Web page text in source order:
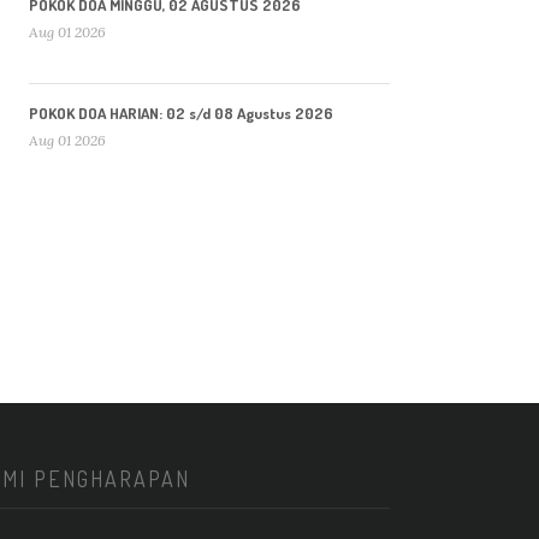
POKOK DOA MINGGU, 02 AGUSTUS 2026
Aug 01 2026
POKOK DOA HARIAN: 02 s/d 08 Agustus 2026
Aug 01 2026
PENGHARAPAN